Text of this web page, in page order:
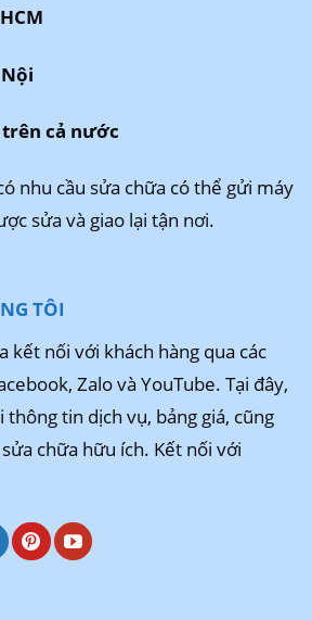
cả nước
nhu cầu sửa chữa có thể gửi máy
sửa và giao lại tận nơi.
TÔI
kết nối với khách hàng qua các
Zalo và YouTube. Tại đây,
tin dịch vụ, bảng giá, cũng
chữa hữu ích. Kết nối với